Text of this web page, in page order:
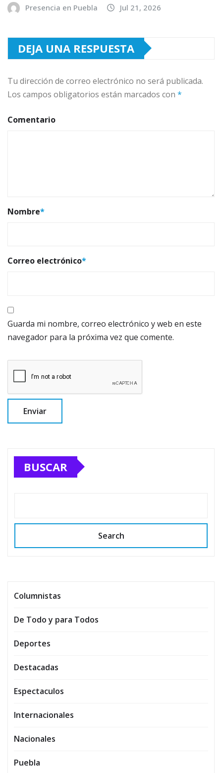
Presencia en Puebla Jul 21, 2026
DEJA UNA RESPUESTA
Tu dirección de correo electrónico no será publicada.
Los campos obligatorios están marcados con *
Comentario
Nombre*
Correo electrónico*
Guarda mi nombre, correo electrónico y web en este
navegador para la próxima vez que comente.
BUSCAR
Search
Columnistas
De Todo y para Todos
Deportes
Destacadas
Espectaculos
Internacionales
Nacionales
Puebla